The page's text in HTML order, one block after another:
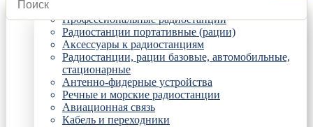
Радиостанции
Профессиональные радиостанции
Радиостанции портативные (рации)
Аксессуары к радиостанциям
Радиостанции, рации базовые, автомобильные,
стационарные
Антенно-фидерные устройства
Речные и морские радиостанции
Авиационная связь
Кабель и переходники